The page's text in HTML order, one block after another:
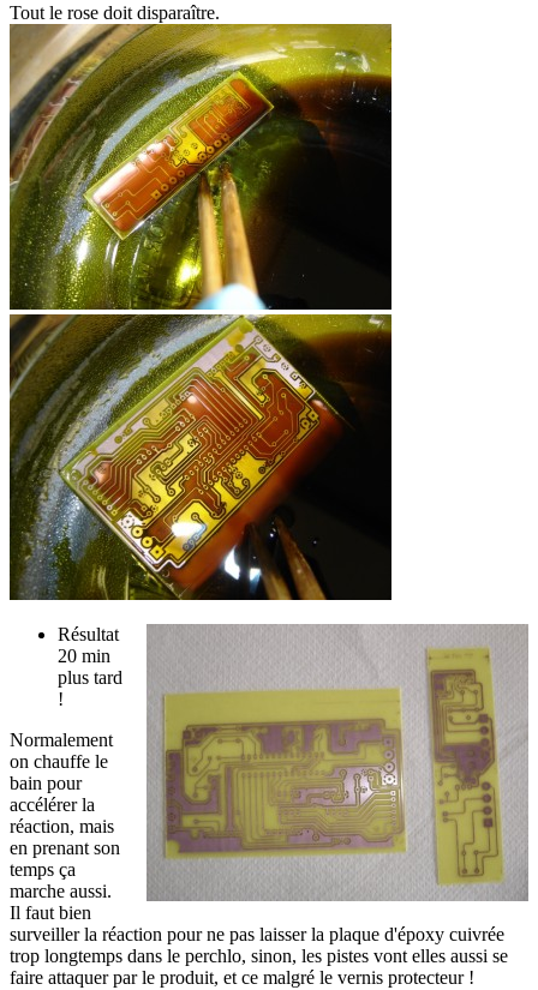
Tout le rose doit disparaître.
Résultat
20 min
plus tard
!
Normalement
on chauffe le
bain pour
accélérer la
réaction, mais
en prenant son
temps ça
marche aussi.
Il faut bien
surveiller la réaction pour ne pas laisser la plaque d'époxy cuivrée
trop longtemps dans le perchlo, sinon, les pistes vont elles aussi se
faire attaquer par le produit, et ce malgré le vernis protecteur !